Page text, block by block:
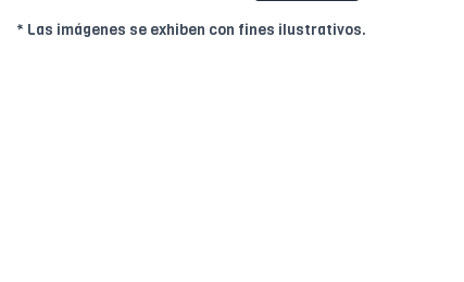
* Las imágenes se exhiben con fines ilustrativos.